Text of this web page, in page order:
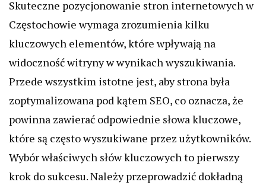
Skuteczne pozycjonowanie stron internetowych w
Częstochowie wymaga zrozumienia kilku
kluczowych elementów, które wpływają na
widoczność witryny w wynikach wyszukiwania.
Przede wszystkim istotne jest, aby strona była
zoptymalizowana pod kątem SEO, co oznacza, że
powinna zawierać odpowiednie słowa kluczowe,
które są często wyszukiwane przez użytkowników.
Wybór właściwych słów kluczowych to pierwszy
krok do sukcesu. Należy przeprowadzić dokładną